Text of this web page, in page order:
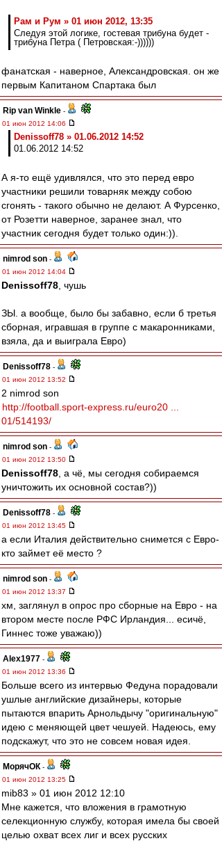
Рам и Рум » 01 июн 2012, 13:35
Следуя этой логике, гостевая трибуна будет -
трибуна Петра ( Петровская:-))))))
фанатская - наверное, Александровская. он же
первым Капитаном Спартака был
Rip van Winkle -
01 июн 2012 14:06
Denissoff78 » 01.06.2012 14:52
01.06.2012 14:52
А я-то ещё удивлялся, что это перед евро
участники решили товарняк между собою
сгонять - такого обычно не делают. А Фурсенко,
от Розетти наверное, заранее знал, что
участник сегодня будет только один:)).
nimrod son -
01 июн 2012 14:04
Denissoff78 , чушь
ЗЫ. а вообще, было бы забавно, если б третья
сборная, игравшая в группе с макаронниками,
взяла, да и выиграла Евро)
Denissoff78 -
01 июн 2012 13:52
2 nimrod son
http://football.sport-express.ru/euro20 ...
01/514193/
nimrod son -
01 июн 2012 13:50
Denissoff78 , а чё, мы сегодня собираемся
уничтожить их основной состав?))
Denissoff78 -
01 июн 2012 13:45
а если Италия действительно снимется с Евро-
кто займет её место ?
nimrod son -
01 июн 2012 13:37
хм, заглянул в опрос про сборные на Евро - на
втором месте после РФС Ирландия... есичё,
Гиннес тоже уважаю))
Alex1977 -
01 июн 2012 13:36
Больше всего из интервью Федуна порадовали
ушлые английские дизайнеры, которые
пытаются впарить Арнольдычу "оригинальную"
идею с меняющей цвет чешуей. Надеюсь, ему
подскажут, что это не совсем новая идея.
МорячОК -
01 июн 2012 13:25
mib83 » 01 июн 2012 12:10
Мне кажется, что вложения в грамотную
селекционную службу, которая имела бы своей
целью охват всех лиг и всех русских